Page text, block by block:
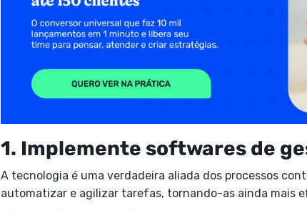
1. Implemente softwares de
A tecnologia é uma verdadeira aliada dos processos
automatizar e agilizar tarefas, tornando-as ainda mais